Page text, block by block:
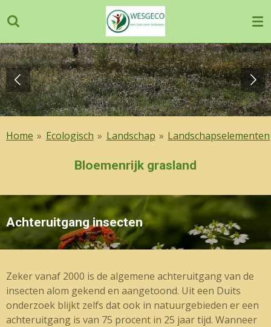
direct
naar
de
hoofdinhoud
Home » Ecologisch » Landschap » Landschapselementen
Bloemenrijk grasland
Achteruitgang insecten
Zeker vanaf 2000 is de algemene achteruitgang van de
insecten alom gekend en aangetoond. Uit een Duits
onderzoek blijkt zelfs dat ook in natuurgebieden er een
achteruitgang is van 75 procent in 25 jaar tijd. Wanneer